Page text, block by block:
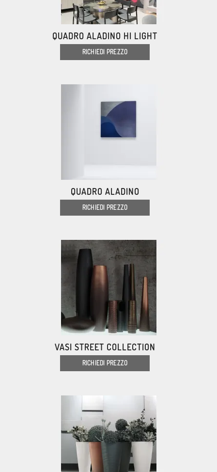
QUADRO ALADINO HI LIGHT
RICHIEDI PREZZO
QUADRO ALADINO
RICHIEDI PREZZO
VASI STREET COLLECTION
RICHIEDI PREZZO